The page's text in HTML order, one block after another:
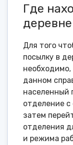
Где
Для того
посылку в
необходимо,
данном
населенный
отделение
затем
отделения
и режима